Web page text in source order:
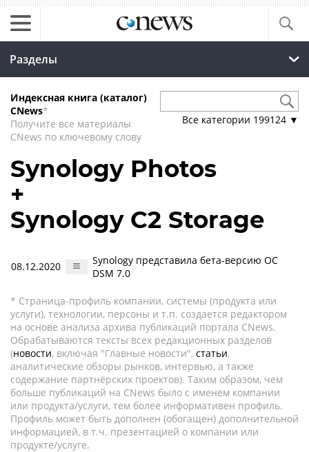
Разделы
Индексная книга (каталог)
CNews*
Получите все материалы
CNews по ключевому слову
Все категории 199124 ▼
Synology Photos
+
Synology C2 Storage
08.12.2020
Synology представила бета-версию ОС
DSM 7.0
* Страница-профиль компании, системы (продукта или
услуги), технологии, персоны и т.п. создается редактором
на основе анализа архива публикаций портала CNews.
Обрабатываются тексты всех редакционных разделов
(новости, включая "Главные новости", статьи,
аналитические обзоры рынков, интервью, а также
содержание партнёрских проектов). Таким образом, чем
больше публикаций на CNews было с именем компании
или продукта/услуги, тем более информативен профиль.
Профиль может быть дополнен (обогащен) дополнительной
информацией, в т.ч. презентацией о компании или
продукте/услуге.